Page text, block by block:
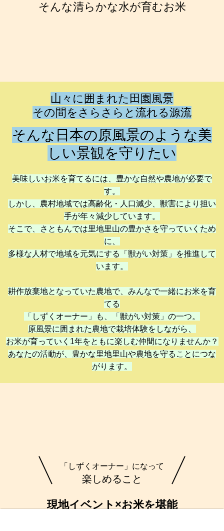
そんな清らかな水が育むお米
ストは「右寄せ」「中央寄せ」「左寄せ」といった整列方向、「太
字」「斜体」「下線」「取り消し線」、「文字サイズ」「文字色」
「文字の背景色」など細かく編集することができます。
ボタン
山々に囲まれた田園風景
その間をさらさらと流れる源流
そんな日本の原風景のような美
しい景観を守りたい
美味しいお米を育てるには、豊かな自然や農地が必要で
す。
しかし、農村地域では高齢化・人口減少、獣害により担い
手が年々減少しています。
そこで、さともんでは里地里山の豊かさを守っていくため
に、
多様な人材で地域を元気にする「獣がい対策」を推進して
います。
耕作放棄地となっていた農地で、みんなで一緒にお米を育
てる
「しずくオーナー」も、「獣がい対策」の一つ。
原風景に囲まれた農地で栽培体験をしながら、
お米が育っていく1年をともに楽しむ仲間になりませんか？
あなたの活動が、豊かな里地里山や農地を守ることにつな
がります。
「しずくオーナー」になって
楽しめること
現地イベント×お米を堪能